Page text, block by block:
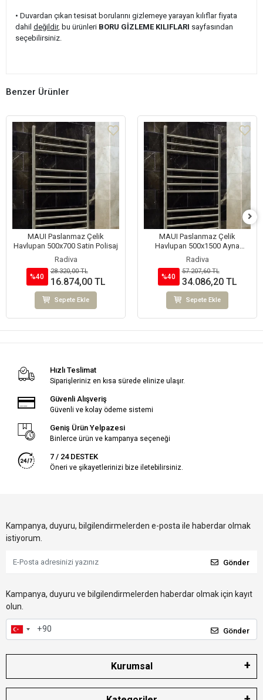
• Duvardan çıkan tesisat borularını gizlemeye yarayan kılıflar fiyata
dahil değildir, bu ürünleri BORU GİZLEME KILIFLARI sayfasından
seçebilirsiniz.
Benzer Ürünler
MAUI Paslanmaz Çelik
Havlupan 500x700 Satin Polisaj
Radiva
%40
28.320,00 TL
16.874,00 TL
Sepete Ekle
MAUI Paslanmaz Çelik
Havlupan 500x1500 Ayna
Polisaj
Radiva
%40
57.207,60 TL
34.086,20 TL
Sepete Ekle
Hızlı Teslimat
Siparişleriniz en kısa sürede elinize ulaşır.
Güvenli Alışveriş
Güvenli ve kolay ödeme sistemi
Geniş Ürün Yelpazesi
Binlerce ürün ve kampanya seçeneği
7 / 24 DESTEK
Öneri ve şikayetlerinizi bize iletebilirsiniz.
Kampanya, duyuru, bilgilendirmelerden e-posta ile haberdar olmak
istiyorum.
Gönder
Kampanya, duyuru ve bilgilendirmelerden haberdar olmak için kayıt
olun.
Gönder
Kurumsal